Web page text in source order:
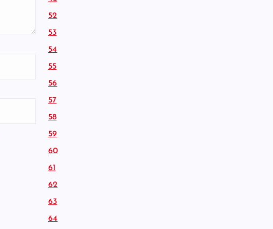
52
53
54
55
56
57
58
59
60
61
62
63
64